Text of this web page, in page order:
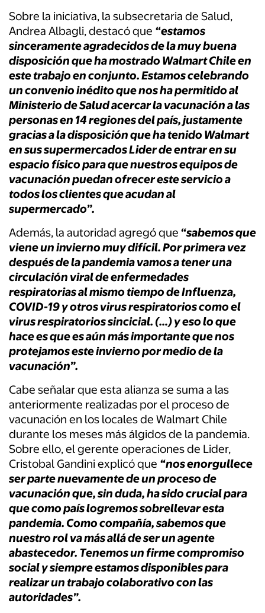
Sobre la iniciativa, la subsecretaria de Salud,
Andrea Albagli, destacó que “estamos
sinceramente agradecidos de la muy buena
disposición que ha mostrado Walmart Chile en
este trabajo en conjunto. Estamos celebrando
un convenio inédito que nos ha permitido al
Ministerio de Salud acercar la vacunación a las
personas en 14 regiones del país, justamente
gracias a la disposición que ha tenido Walmart
en sus supermercados Lider de entrar en su
espacio físico para que nuestros equipos de
vacunación puedan ofrecer este servicio a
todos los clientes que acudan al
supermercado”.
Además, la autoridad agregó que “sabemos que
viene un invierno muy difícil. Por primera vez
después de la pandemia vamos a tener una
circulación viral de enfermedades
respiratorias al mismo tiempo de Influenza,
COVID-19 y otros virus respiratorios como el
virus respiratorios sincicial. (…) y eso lo que
hace es que es aún más importante que nos
protejamos este invierno por medio de la
vacunación”.
Cabe señalar que esta alianza se suma a las
anteriormente realizadas por el proceso de
vacunación en los locales de Walmart Chile
durante los meses más álgidos de la pandemia.
Sobre ello, el gerente operaciones de Lider,
Cristobal Gandini explicó que “nos enorgullece
ser parte nuevamente de un proceso de
vacunación que, sin duda, ha sido crucial para
que como país logremos sobrellevar esta
pandemia. Como compañía, sabemos que
nuestro rol va más allá de ser un agente
abastecedor. Tenemos un firme compromiso
social y siempre estamos disponibles para
realizar un trabajo colaborativo con las
autoridades”.